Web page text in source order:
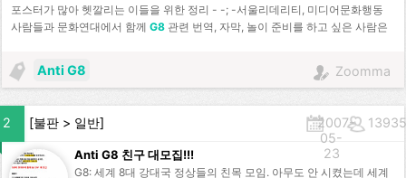
포스터가 많아 헷깔리는 이들을 위한 정리 - -; -서울리데리티, 미디어문화행동
사람들과 문화연대에서 함께G8 관련 번역, 자막, 놀이 준비를 하고 싶은 사람은
세번재 포스터 주목하시압
Anti G8 Zoomma
13935
2007-
05-
23
2 [불판 > 일반]
Anti G8 친구 대모집!!!
G8: 세계 8대 강대국 정상들의 친목 모임. 아무도 안 시켰는데 세계